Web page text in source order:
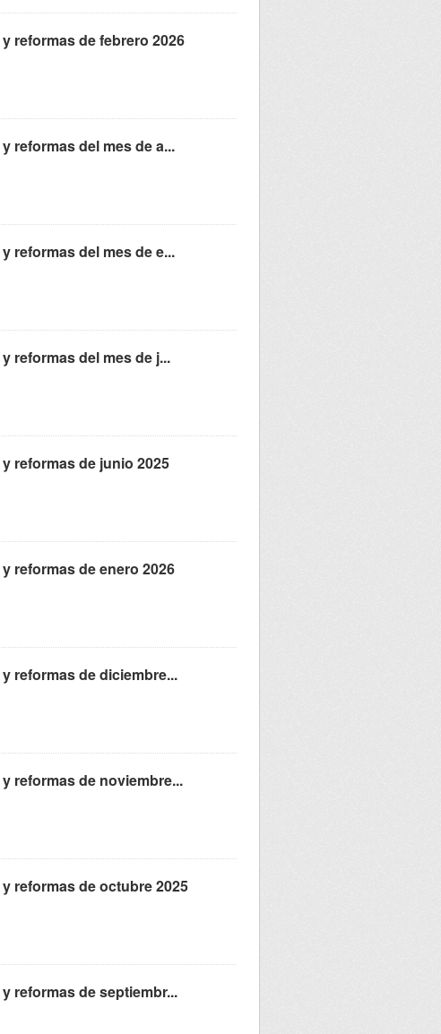
reformas de febrero 2026
reformas del mes de a...
reformas del mes de e...
reformas del mes de j...
reformas de junio 2025
reformas de enero 2026
reformas de diciembre...
reformas de noviembre...
reformas de octubre 2025
reformas de septiembr...